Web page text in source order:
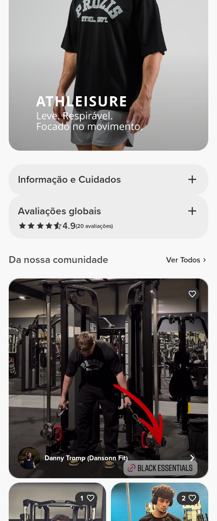
Informação e Cuidados
Avaliações globais
4.9(20 avaliações)
Da nossa comunidade Ver Todos
Danny Tromp (Dansonn Fit)
1 2